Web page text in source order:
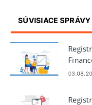
SÚVISIACE SPRÁVY